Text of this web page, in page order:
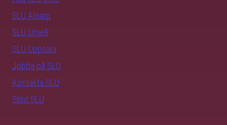
SLU Alnarp
SLU Umeå
SLU Uppsala
Jobba på SLU
Kontakta SLU
Stöd SLU